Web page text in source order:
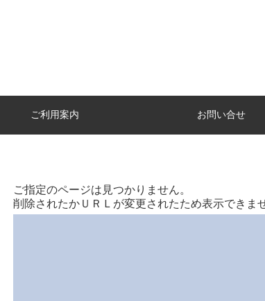
ご利用案内 お問い合せ
ご指定のページは見つかりません。
削除されたかＵＲＬが変更されたため表示できま